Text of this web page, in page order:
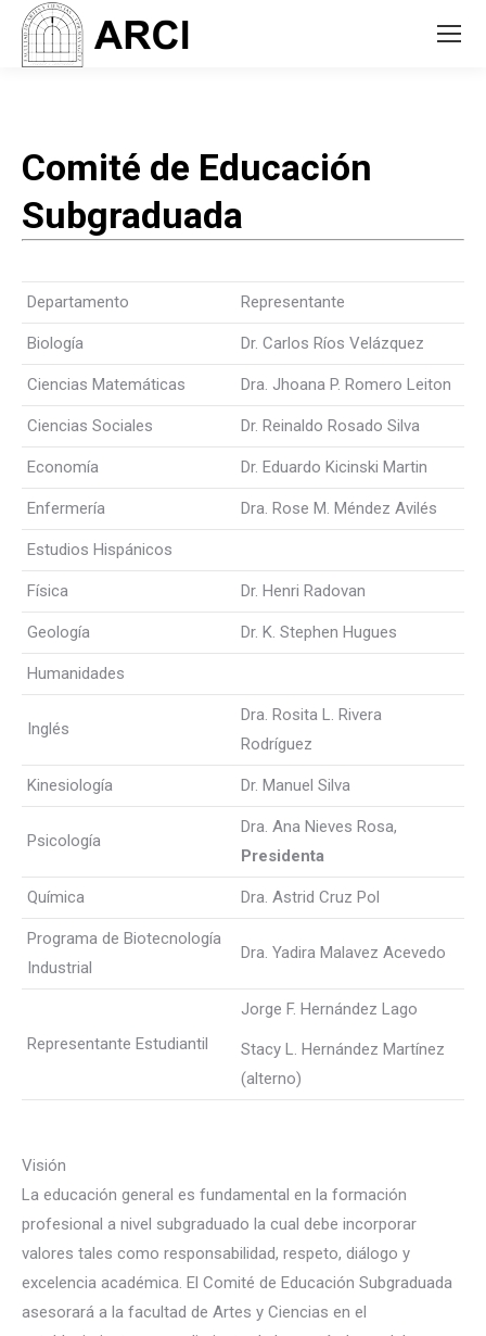
Comité de Educación
Subgraduada
Departamento Representante
Biología Dr. Carlos Ríos Velázquez
Ciencias Matemáticas Dra. Jhoana P. Romero Leiton
Ciencias Sociales Dr. Reinaldo Rosado Silva
Economía Dr. Eduardo Kicinski Martin
Enfermería Dra. Rose M. Méndez Avilés
Estudios Hispánicos
Física Dr. Henri Radovan
Geología Dr. K. Stephen Hugues
Humanidades
Inglés
Dra. Rosita L. Rivera
Rodríguez
Kinesiología Dr. Manuel Silva
Psicología
Dra. Ana Nieves Rosa,
Presidenta
Química Dra. Astrid Cruz Pol
Programa de Biotecnología
Industrial
Dra. Yadira Malavez Acevedo
Representante Estudiantil
Jorge F. Hernández Lago
Stacy L. Hernández Martínez
(alterno)
Visión
La educación general es fundamental en la formación
profesional a nivel subgraduado la cual debe incorporar
valores tales como responsabilidad, respeto, diálogo y
excelencia académica. El Comité de Educación Subgraduada
asesorará a la facultad de Artes y Ciencias en el